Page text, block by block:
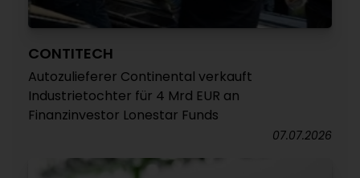
CONTITECH
Autozulieferer Continental verkauft
Industrietochter für 4 Mrd EUR an
Finanzinvestor Lonestar Funds
07.07.2026